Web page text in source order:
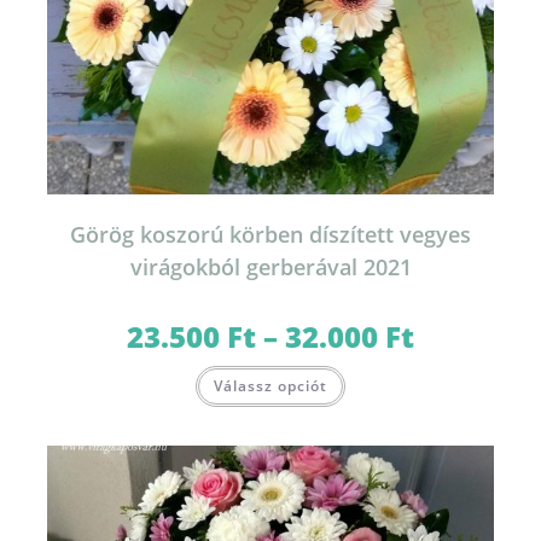
Görög koszorú körben díszített vegyes
virágokból gerberával 2021
23.500 Ft–32.000 Ft23.500 Ft
Válassz opciót a
variációja
van.
A
változatok
a
termékoldalon